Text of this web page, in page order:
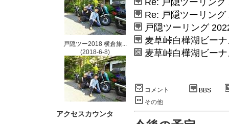
戸隠ツー2018 横倉旅...
(2018-6-8)
アクセスカウンタ
Re: 戸隠ツーリング
戸隠ツーリング
麦草峠白樺湖ビー
麦草峠白樺湖ビー
コメント
BBS
その他